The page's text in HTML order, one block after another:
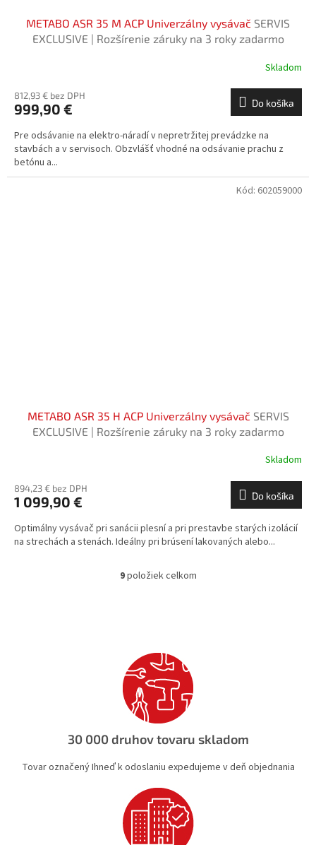
METABO ASR 35 M ACP Univerzálny vysávač SERVIS
EXCLUSIVE | Rozšírenie záruky na 3 roky zadarmo
Skladom
812,93 € bez DPH
999,90 € Do košíka
Pre odsávanie na elektro-náradí v nepretržitej prevádzke na
stavbách a v servisoch. Obzvlášť vhodné na odsávanie prachu z
betónu a...
METABO ASR 35 H ACP Univerzálny vysávač SERVIS
EXCLUSIVE | Rozšírenie záruky na 3 roky zadarmo
Skladom
894,23 € bez DPH
1 099,90 € Do košíka
Optimálny vysávač pri sanácii plesní a pri prestavbe starých izolácií
na strechách a stenách. Ideálny pri brúsení lakovaných alebo...
Kód: 602059000
O
c
i
e
p
r
k
v
p
i
s
u
9položiek celkom
30 000 druhov tovaru skladom
Tovar označený Ihneď k odoslaniu expedujeme v deň objednania